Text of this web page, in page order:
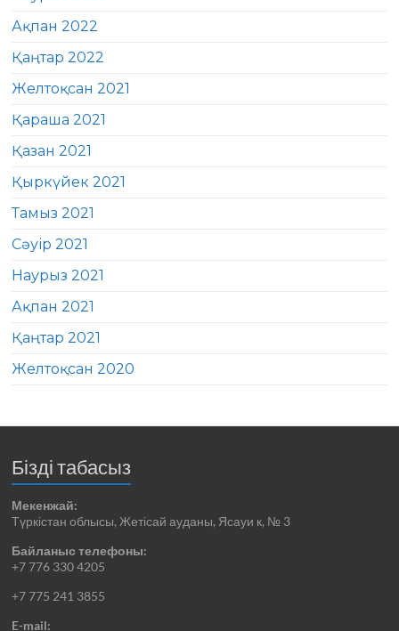
Ақпан 2022
Қаңтар 2022
Желтоқсан 2021
Қараша 2021
Қазан 2021
Қыркүйек 2021
Тамыз 2021
Сәуір 2021
Наурыз 2021
Ақпан 2021
Қаңтар 2021
Желтоқсан 2020
Бізді табасыз
Мекенжай:
Түркістан облысы, Жетісай ауданы, Ясауи к, № 3
Байланыс телефоны:
+7 776 330 4205
+7 775 241 3855
E-mail: